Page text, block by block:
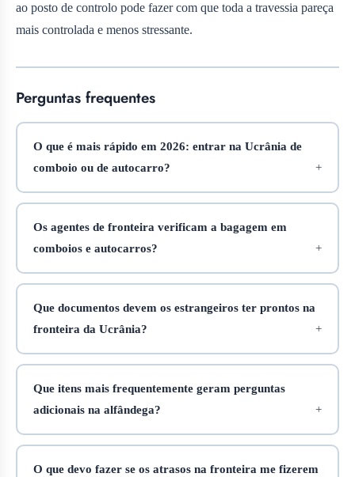
ao posto de controlo pode fazer com que toda a travessia pareça
mais controlada e menos stressante.
Perguntas frequentes
O que é mais rápido em 2026: entrar na Ucrânia de
comboio ou de autocarro?
Os agentes de fronteira verificam a bagagem em
comboios e autocarros?
Que documentos devem os estrangeiros ter prontos na
fronteira da Ucrânia?
Que itens mais frequentemente geram perguntas
adicionais na alfândega?
O que devo fazer se os atrasos na fronteira me fizerem